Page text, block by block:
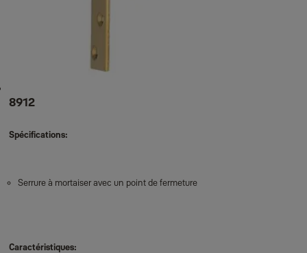
8912
Spécifications:
Serrure à mortaiser avec un point de fermeture
Caractéristiques: